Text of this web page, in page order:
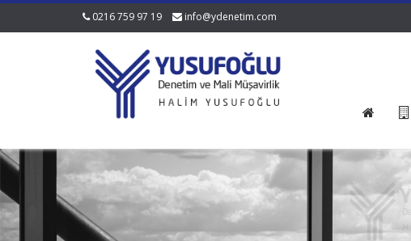
0216 759 97 19 info@ydenetim.com